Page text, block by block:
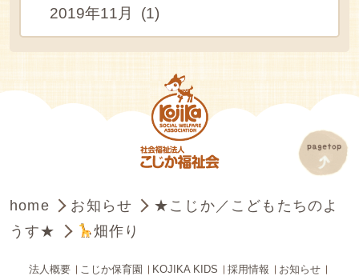
2019年11月 (1)
home お知らせ
★こじか／こどもたちのよ
うす★
畑作り
法人概要 こじか保育園 KOJIKA KIDS 採用情報 お知らせ